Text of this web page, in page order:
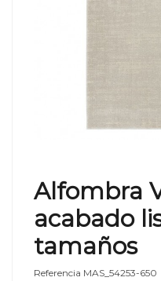
Alfombra
acabado
tamaños
Referencia MAS_54253-650